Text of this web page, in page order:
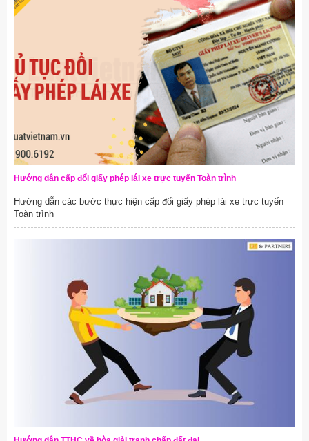
Hướng dẫn cấp đổi giấy phép lái xe trực tuyến Toàn trình
Hướng dẫn các bước thực hiện cấp đổi giấy phép lái xe trực tuyến
Toàn trình